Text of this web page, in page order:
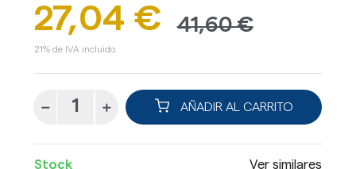
27,04 € 41,60 €
21% de IVA incluido.
AÑADIR AL CARRITO
Stock Ver similares